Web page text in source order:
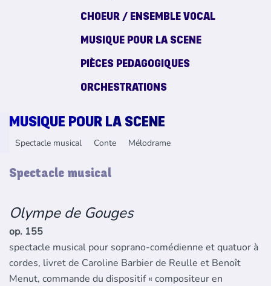
CHOEUR / ENSEMBLE VOCAL
MUSIQUE POUR LA SCENE
PIÈCES PEDAGOGIQUES
ORCHESTRATIONS
MUSIQUE POUR LA SCENE
Spectacle musical Conte Mélodrame
Spectacle musical
Olympe de Gouges
op. 155
spectacle musical pour soprano-comédienne et quatuor à
cordes, livret de Caroline Barbier de Reulle et Benoît
Menut, commande du dispositif « compositeur en